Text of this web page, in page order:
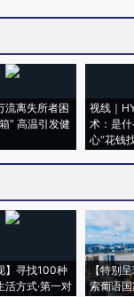
流离失所者困
” 高温引发健
视线｜
术：是
心“花钱
】寻找100种
活方式·第一对
【特别
索葡语